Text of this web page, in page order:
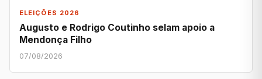
ELEIÇÕES 2026
Augusto e Rodrigo Coutinho selam apoio a
Mendonça Filho
07/08/2026